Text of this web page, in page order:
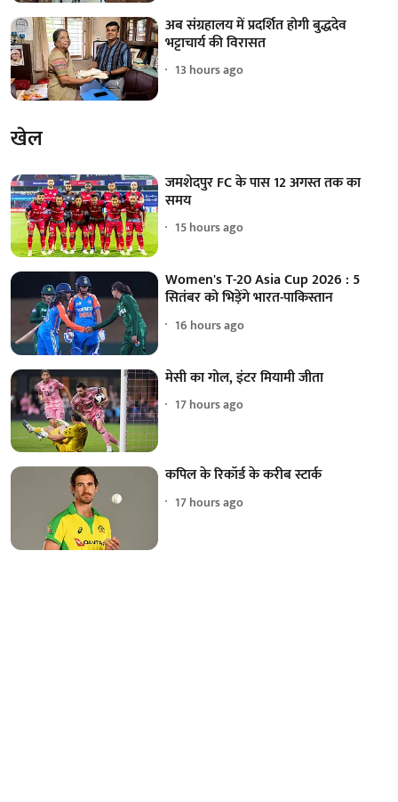
अब संग्रहालय में प्रदर्शित होगी बुद्धदेव
भट्टाचार्य की विरासत
13 hours ago
खेल
जमशेदपुर FC के पास 12 अगस्त तक का
समय
15 hours ago
Women's T-20 Asia Cup 2026 : 5
सितंबर को भिड़ेंगे भारत-पाकिस्तान
16 hours ago
मेसी का गोल, इंटर मियामी जीता
17 hours ago
कपिल के रिकॉर्ड के करीब स्टार्क
17 hours ago